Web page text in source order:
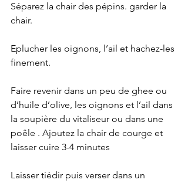
Séparez la chair des pépins. garder la
chair.
Eplucher les oignons, l’ail et hachez-les
finement.
Faire revenir dans un peu de ghee ou
d’huile d’olive, les oignons et l’ail dans
la soupière du vitaliseur ou dans une
poêle . Ajoutez la chair de courge et
laisser cuire 3-4 minutes
Laisser tiédir puis verser dans un